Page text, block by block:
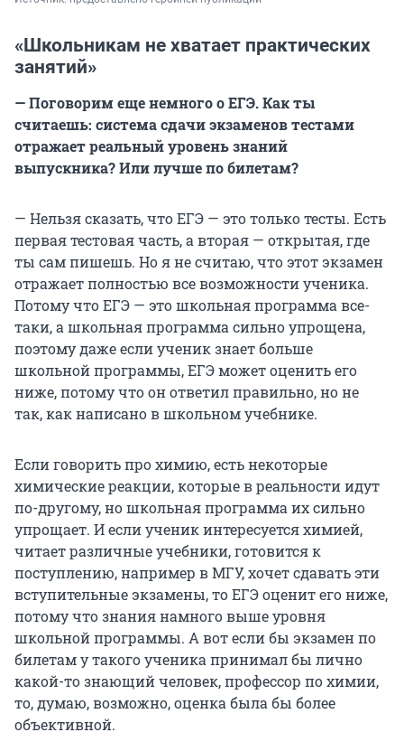
«Школьникам не хватает практических
занятий»
— Поговорим еще немного о ЕГЭ. Как ты
считаешь: система сдачи экзаменов тестами
отражает реальный уровень знаний
выпускника? Или лучше по билетам?
— Нельзя сказать, что ЕГЭ — это только тесты. Есть
первая тестовая часть, а вторая — открытая, где
ты сам пишешь. Но я не считаю, что этот экзамен
отражает полностью все возможности ученика.
Потому что ЕГЭ — это школьная программа все-
таки, а школьная программа сильно упрощена,
поэтому даже если ученик знает больше
школьной программы, ЕГЭ может оценить его
ниже, потому что он ответил правильно, но не
так, как написано в школьном учебнике.
Если говорить про химию, есть некоторые
химические реакции, которые в реальности идут
по-другому, но школьная программа их сильно
упрощает. И если ученик интересуется химией,
читает различные учебники, готовится к
поступлению, например в МГУ, хочет сдавать эти
вступительные экзамены, то ЕГЭ оценит его ниже,
потому что знания намного выше уровня
школьной программы. А вот если бы экзамен по
билетам у такого ученика принимал бы лично
какой-то знающий человек, профессор по химии,
то, думаю, возможно, оценка была бы более
объективной.